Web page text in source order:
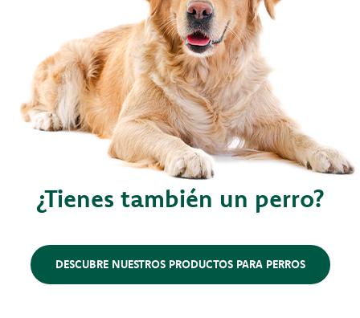
¿Tienes también un perro?
DESCUBRE NUESTROS PRODUCTOS PARA PERROS